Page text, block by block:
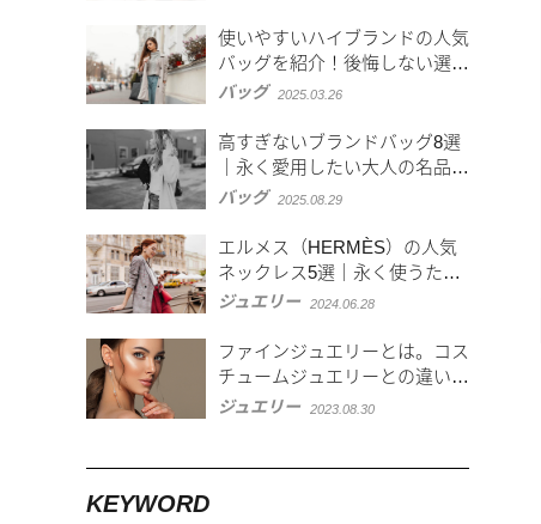
使いやすいハイブランドの人気
バッグを紹介！後悔しない選び
方
バッグ 2025.03.26
高すぎないブランドバッグ8選
｜永く愛用したい大人の名品を
紹介
バッグ 2025.08.29
エルメス（HERMÈS）の人気
ネックレス5選｜永く使うため
のお手入れ方法も
ジュエリー 2024.06.28
ファインジュエリーとは。コス
チュームジュエリーとの違い、
おすすめジュエリーを紹介
ジュエリー 2023.08.30
KEYWORD